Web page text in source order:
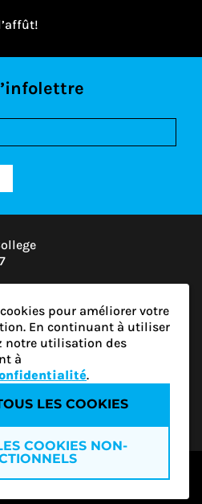
pour améliorer votre
En continuant à utiliser
notre utilisation des
à
.
LES COOKIES
COOKIES NON-